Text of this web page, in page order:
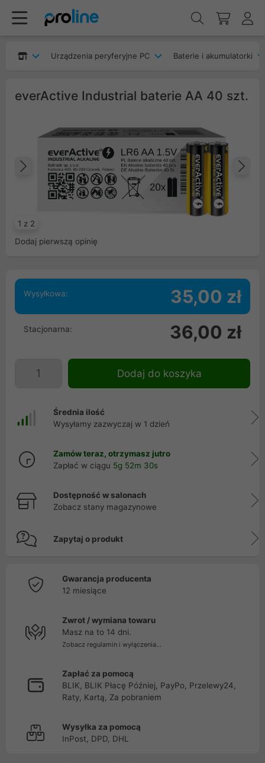
Urządzenia peryferyjne PC Baterie i akumulatorki
everActive Industrial baterie AA 40 szt.
1 z 2
Poprzedni
Dodaj pierwszą opinię
Wysyłkowa: 35,00 zł
Stacjonarna: 36,00 zł
Dodaj do koszyka
Średnia ilość
Wysyłamy zazwyczaj w 1 dzień
Zamów teraz, otrzymasz jutro
Zapłać w ciągu 5g 52m 30s
Dostępność w salonach
Zobacz stany magazynowe
Zapytaj o produkt
Gwarancja producenta
12 miesiące
Zwrot / wymiana towaru
Masz na to 14 dni.
Zobacz regulamin i wyłączenia...
Zapłać za pomocą
BLIK, BLIK Płacę Później, PayPo, Przelewy24,
Raty, Kartą, Za pobraniem
Wysyłka za pomocą
InPost, DPD, DHL